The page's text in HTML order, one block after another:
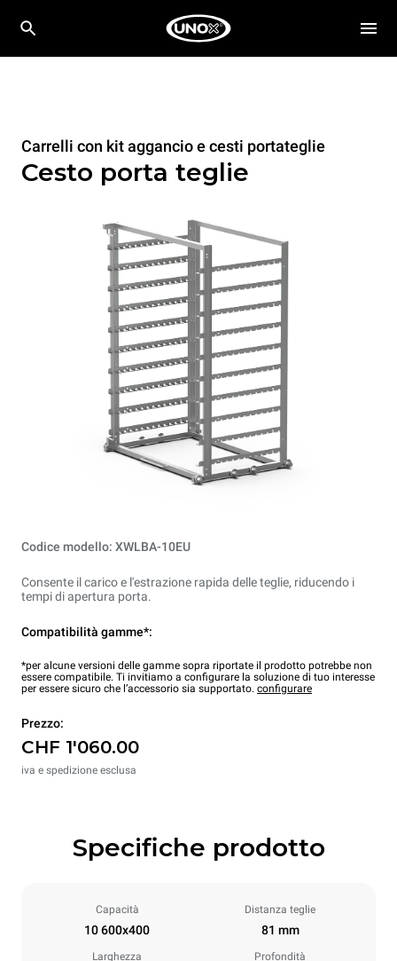
Carrelli con kit aggancio e cesti portateglie
Cesto porta teglie
Codice modello: XWLBA-10EU
Consente il carico e l'estrazione rapida delle teglie, riducendo i
tempi di apertura porta.
Compatibilità gamme*:
*per alcune versioni delle gamme sopra riportate il prodotto potrebbe non
essere compatibile. Ti invitiamo a configurare la soluzione di tuo interesse
per essere sicuro che l’accessorio sia supportato. configurare
Prezzo:
CHF 1'060.00
iva e spedizione esclusa
Specifiche prodotto
Capacità
10 600x400
Distanza teglie
81 mm
Larghezza Profondità